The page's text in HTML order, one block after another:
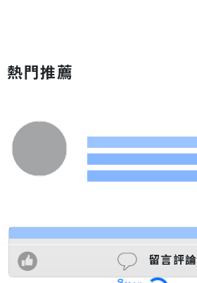
熱門推薦
留言評論